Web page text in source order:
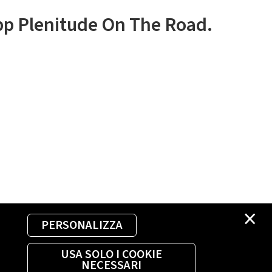
×
PERSONALIZZA
USA SOLO I COOKIE
NECESSARI
Plenitude On The Road.